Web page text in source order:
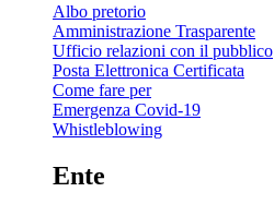
Albo pretorio
Amministrazione Trasparente
Ufficio relazioni con il pubblico
Posta Elettronica Certificata
Come fare per
Emergenza Covid-19
Whistleblowing
Ente